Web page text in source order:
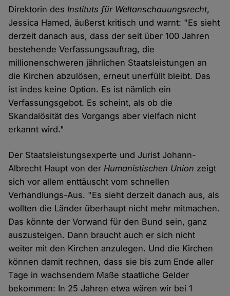
Direktorin desInstituts für Weltanschauungsrecht,
Jessica Hamed, äußerst kritisch und warnt: "Es sieht
derzeit danach aus, dass der seit über 100 Jahren
bestehende Verfassungsauftrag, die
millionenschweren jährlichen Staatsleistungen an
die Kirchen abzulösen, erneut unerfüllt bleibt. Das
ist indes keine Option. Es ist nämlich ein
Verfassungsgebot. Es scheint, als ob die
Skandalösität des Vorgangs aber vielfach nicht
erkannt wird."
Der Staatsleistungsexperte und Jurist Johann-
Albrecht Haupt von derHumanistischen Union zeigt
sich vor allem enttäuscht vom schnellen
Verhandlungs-Aus. "Es sieht derzeit danach aus, als
wollten die Länder überhaupt nicht mehr mitmachen.
Das könnte der Vorwand für den Bund sein, ganz
auszusteigen. Dann braucht auch er sich nicht
weiter mit den Kirchen anzulegen. Und die Kirchen
können damit rechnen, dass sie bis zum Ende aller
Tage in wachsendem Maße staatliche Gelder
bekommen: In 25 Jahren etwa wären wir bei 1